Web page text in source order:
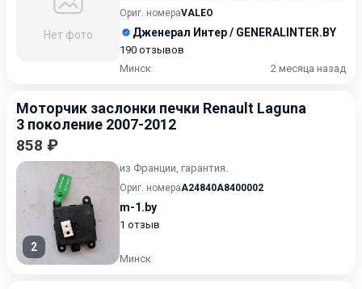
Нет фото
сообщения ( или выбранный...
Ориг. номераVALEO
Дженерал Интер / GENERALINTER.BY
190 отзывов
Минск
2 месяца назад
Моторчик заслонки печки Renault Laguna
3 поколение 2007-2012
858 ₽
2
из Франции, гарантия.
Ориг. номераA24840A8400002
m-1.by
1 отзыв
Минск